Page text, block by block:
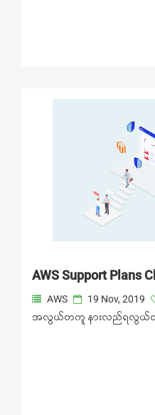
AWS Support Plans
AWS 19 Nov, 2019
အလွယ်တကူ နားလည်ရလွယ်တာ